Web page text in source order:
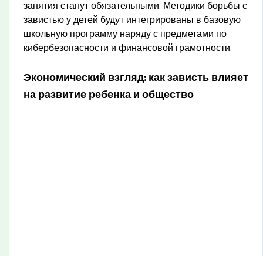
занятия станут обязательными. Методики борьбы с
завистью у детей будут интегрированы в базовую
школьную программу наряду с предметами по
кибербезопасности и финансовой грамотности.
Экономический взгляд: как зависть влияет
на развитие ребенка и общество